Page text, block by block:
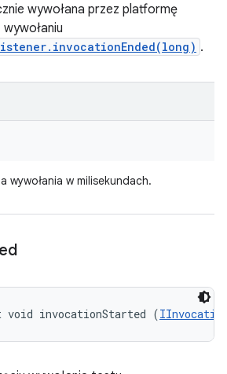
wywołana przez platformę
.
wywołania w milisekundach.
void invocationStarted (